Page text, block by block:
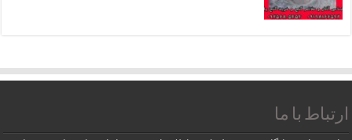
ارتباط با ما